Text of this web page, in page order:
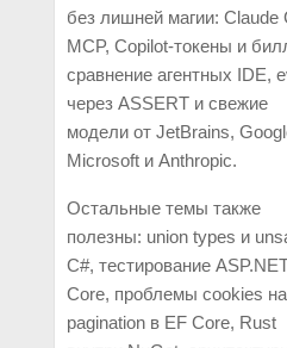
без лишней магии: Claude
MCP, Copilot-токены и
сравнение агентных IDE,
через ASSERT и свежие
модели от JetBrains,
Microsoft и Anthropic.
Остальные темы также
полезны: union types и
C#, тестирование
Core, проблемы cookies
pagination в EF Core, Rust